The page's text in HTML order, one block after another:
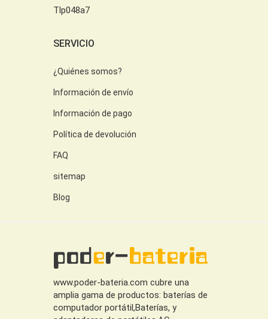
Tlp048a7
SERVICIO
¿Quiénes somos?
Información de envío
Información de pago
Política de devolución
FAQ
sitemap
Blog
www.poder-bateria.com cubre una
amplia gama de productos: baterías de
computador portátil,Baterías, y